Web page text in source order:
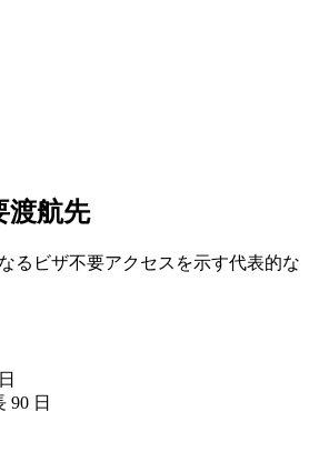
渡航先
るビザ不要アクセスを示す代表的な
90 日